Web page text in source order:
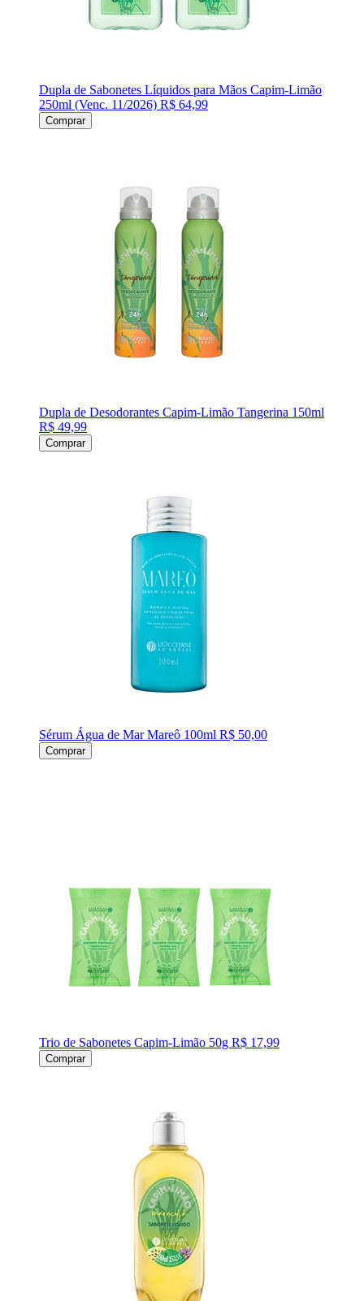
Dupla de Sabonetes Líquidos para Mãos Capim-Limão
250ml (Venc. 11/2026) R$ 64,99
Comprar
Dupla de Desodorantes Capim-Limão Tangerina 150ml
R$ 49,99
Comprar
Sérum Água de Mar Mareô 100ml R$ 50,00
Comprar
Trio de Sabonetes Capim-Limão 50g R$ 17,99
Comprar